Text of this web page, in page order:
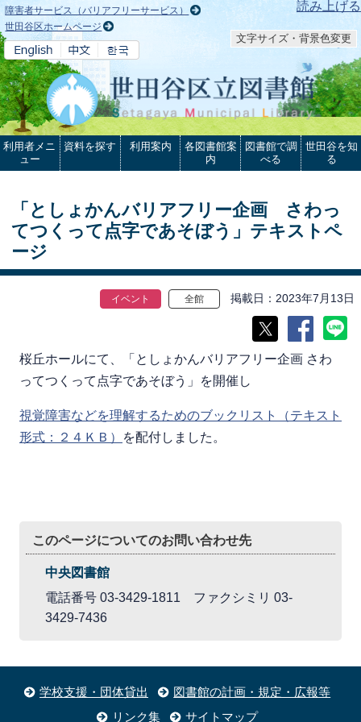
本文へ 読み上げる
障害者サービス（バリアフリーサービス）
世田谷区ホームページ
文字サイズ・背景色変更
利用者メニ
ュー
資料を探す 利用案内
各図書館案
内
図書館で調
べる
世田谷を知
る
「としょかんバリアフリー企画 さわっ
てつくって点字であそぼう」テキストペ
ージ
イベント 全館 掲載日 2023年7月13日
桜丘ホールにて、「としょかんバリアフリー企画 さわ
ってつくって点字であそぼう」を開催し
視覚障害などを理解するためのブックリスト（テキスト
形式：２４ＫＢ）
を配付しました。
このページについてのお問い合わせ先
中央図書館
電話番号 03-3429-1811 ファクシミリ 03-
3429-7436
学校支援・団体貸出
図書館の計画・規定・広報等
リンク集
サイトマップ